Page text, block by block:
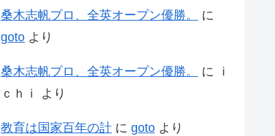
桑木志帆プロ、全英オープン優勝。
に
goto より
桑木志帆プロ、全英オープン優勝。 に
ｉ
ｃｈｉ
より
教育は国家百年の計 に goto より